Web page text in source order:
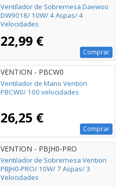
Ventilador de Sobremesa Daewoo
DW9018/ 10W/ 4 Aspas/ 4
Velocidades
22,99 €
Comprar
VENTION - PBCW0
Ventilador de Mano Vention
PBCW0/ 100 velocidades
26,25 €
Comprar
VENTION - PBJH0-PRO
Ventilador de Sobremesa Vention
PBJH0-PRO/ 10W/ 7 Aspas/ 3
Velocidades